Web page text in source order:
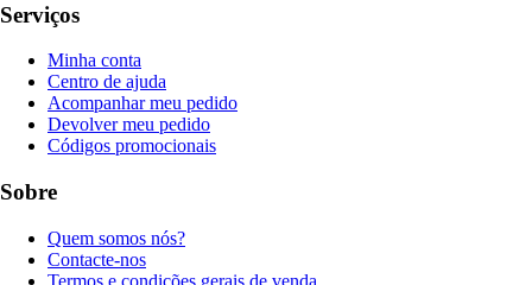
Serviços
Minha conta
Centro de ajuda
Acompanhar meu pedido
Devolver meu pedido
Códigos promocionais
Sobre
Quem somos nós?
Contacte-nos
Termos e condições gerais de venda